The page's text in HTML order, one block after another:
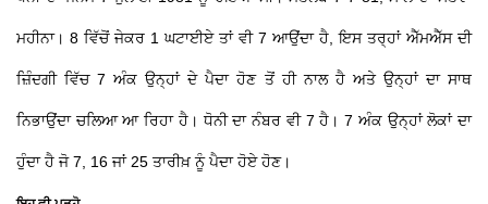
ਮਹੀਨਾ। 8 ਵਿੱਚੋਂ ਜੇਕਰ 1 ਘਟਾਈਏ ਤਾਂ ਵੀ 7 ਆਉਂਦਾ ਹੈ, ਇਸ ਤਰ੍ਹਾਂ ਐੱਮਐੱਸ ਦੀ
ਜ਼ਿੰਦਗੀ ਵਿੱਚ 7 ਅੰਕ ਉਨ੍ਹਾਂ ਦੇ ਪੈਦਾ ਹੋਣ ਤੋਂ ਹੀ ਨਾਲ ਹੈ ਅਤੇ ਉਨ੍ਹਾਂ ਦਾ ਸਾਥ
ਨਿਭਾਉਂਦਾ ਚਲਿਆ ਆ ਰਿਹਾ ਹੈ। ਧੋਨੀ ਦਾ ਨੰਬਰ ਵੀ 7 ਹੈ। 7 ਅੰਕ ਉਨ੍ਹਾਂ ਲੋਕਾਂ ਦਾ
ਹੁੰਦਾ ਹੈ ਜੋ 7, 16 ਜਾਂ 25 ਤਾਰੀਖ਼ ਨੂੰ ਪੈਦਾ ਹੋਏ ਹੋਣ।